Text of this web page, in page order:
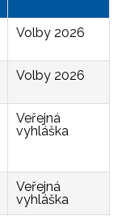
Volby 2026
Volby 2026
Veřejná
vyhláška
Veřejná
vyhláška